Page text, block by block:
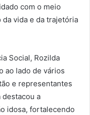
com o meio
vida e da trajetória
Social, Rozilda
ao lado de vários
e representantes
destacou a
idosa, fortalecendo